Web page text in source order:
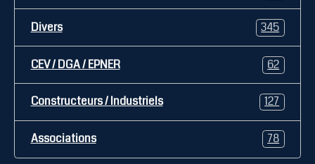
Divers 345
CEV / DGA / EPNER 62
Constructeurs / Industriels 127
Associations 78